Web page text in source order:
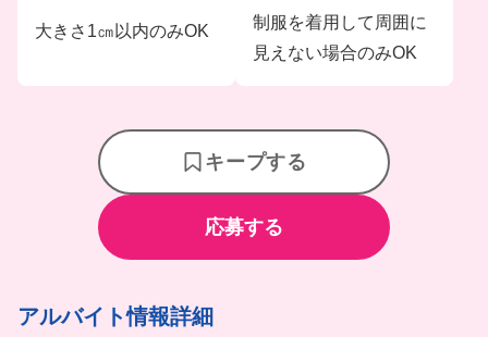
大きさ1㎝以内のみOK
制服を着用して周囲に
見えない場合のみOK
キープする
応募する
アルバイト情報詳細